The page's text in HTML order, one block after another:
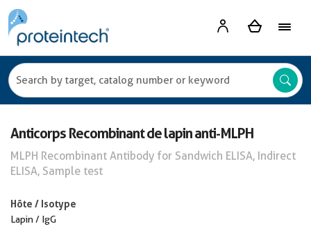
Anticorps Recombinant de lapin anti-MLPH
MLPH Recombinant Antibody for Sandwich ELISA, Indirect
ELISA, Sample test
Hôte / Isotype
Lapin / IgG